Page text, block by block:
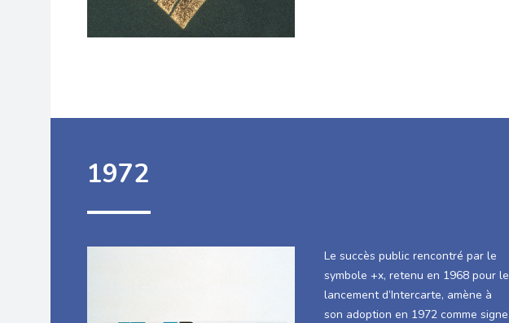
1972
Le succès public rencontré par le
symbole +x, retenu en 1968 pour le
lancement d’Intercarte, amène à
son adoption en 1972 comme signe